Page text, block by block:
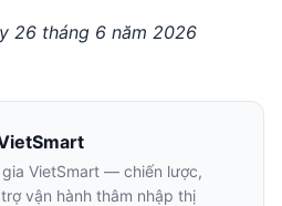
26 tháng 6 năm 2026
VietSmart — chiến lược,
vận hành thâm nhập thị